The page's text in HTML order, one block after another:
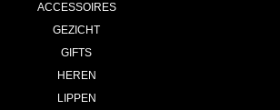
ACCESSOIRES
GEZICHT
GIFTS
HEREN
LIPPEN